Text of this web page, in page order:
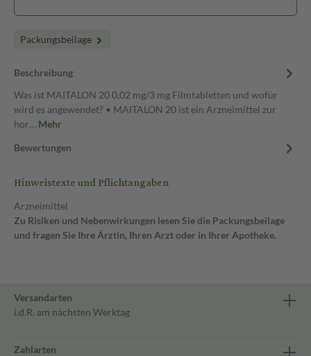
Packungsbeilage
Beschreibung
Was ist MAITALON 20 0,02 mg/3 mg Filmtabletten und wofür
wird es angewendet? • MAITALON 20 ist ein Arzneimittel zur
hor… Mehr
Bewertungen
Hinweistexte und Pflichtangaben
Arzneimittel
Zu Risiken und Nebenwirkungen lesen Sie die Packungsbeilage
und fragen Sie Ihre Ärztin, Ihren Arzt oder in Ihrer Apotheke.
Versandarten
i.d.R. am nächsten Werktag
Zahlarten